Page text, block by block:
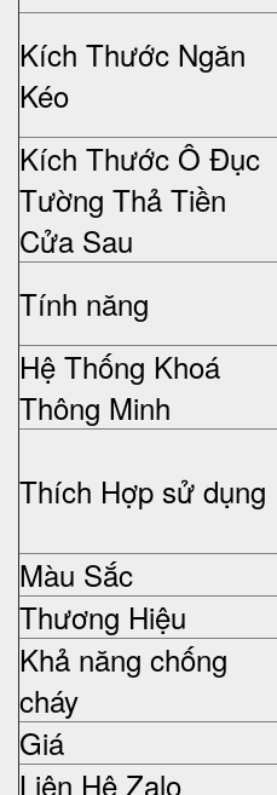
Kích Thước Ngăn
Kéo
Kích Thước Ô Đục
Tường Thả Tiền
Cửa Sau
Tính năng
Hệ Thống Khoá
Thông Minh
Thích Hợp sử dụng
Màu Sắc
Thương Hiệu
Khả năng chống
cháy
Giá
Liên Hệ Zalo